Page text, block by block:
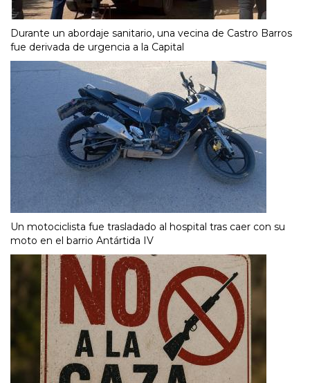
Durante un abordaje sanitario, una vecina de Castro Barros
fue derivada de urgencia a la Capital
Un motociclista fue trasladado al hospital tras caer con su
moto en el barrio Antártida IV